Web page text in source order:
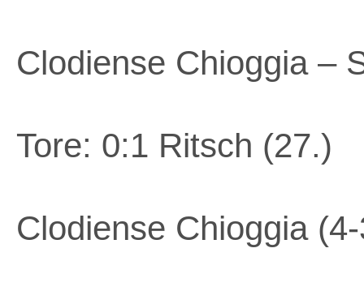
Clodiense Chioggia –
Tore: 0:1 Ritsch (27.)
Clodiense Chioggia